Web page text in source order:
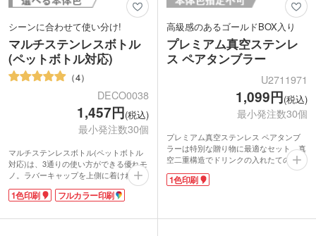
シーンに合わせて使い分け!
マルチステンレスボトル
(ペットボトル対応)
4
DECO0038
1,457円(税込)
最小発注数30個
マルチステンレスボトル(ペットボトル
対応)は、3通りの使い方ができる優れモ
ノ。ラバーキャップを上側に着ければペ
ットボトルホルダー、下側に着ければス
テンレスボトル・缶クーラーになりま
もバッチリ!温かい飲み物を入れても本
1色印刷 フルカラー印刷
高級感のあるゴールドBOX入り
プレミアム真空ステンレ
ス ペアタンブラー
U2711971
1,099円(税込)
最小発注数30個
プレミアム真空ステンレス ペアタンブ
ラーは特別な贈り物に最適なセット。真
空二重構造でドリンクの入れたての温度
をキープ。外側が熱くなりにくく、結露
することがないのでホットでもコールド
1色印刷